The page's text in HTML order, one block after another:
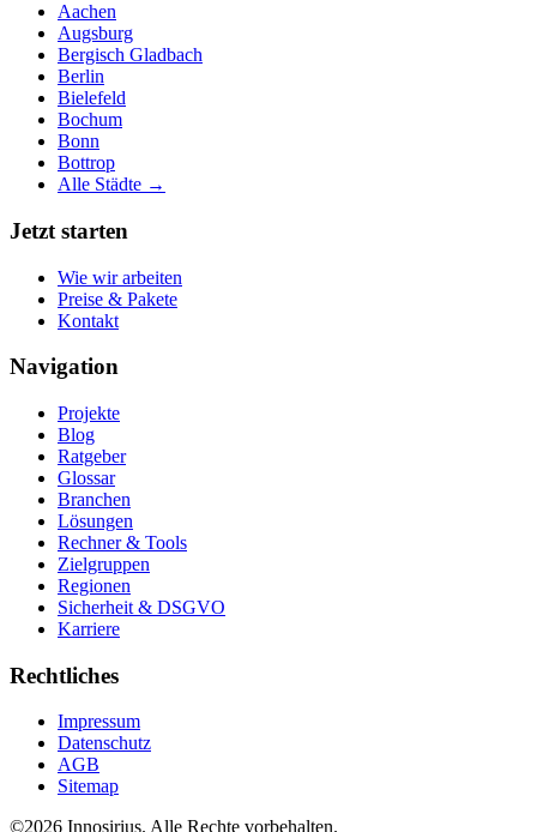
Aachen
Augsburg
Bergisch Gladbach
Berlin
Bielefeld
Bochum
Bonn
Bottrop
Alle Städte →
Jetzt starten
Wie wir arbeiten
Preise & Pakete
Kontakt
Navigation
Projekte
Blog
Ratgeber
Glossar
Branchen
Lösungen
Rechner & Tools
Zielgruppen
Regionen
Sicherheit & DSGVO
Karriere
Rechtliches
Impressum
Datenschutz
AGB
Sitemap
©2026 Innosirius. Alle Rechte vorbehalten.